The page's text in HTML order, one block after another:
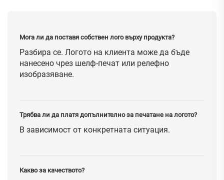
Мога ли да поставя собствен лого върху продукта?
Разбира се. Логото на клиента може да бъде
нанесено чрез шелф-печат или релефно
изобразяване.
Трябва ли да платя допълнително за печатане на логото?
В зависимост от конкретната ситуация.
Какво за качеството?